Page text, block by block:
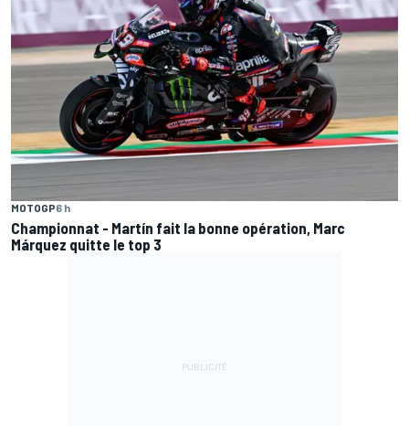
MOTOGP6 h
Championnat - Martín fait la bonne opération, Marc
Márquez quitte le top 3